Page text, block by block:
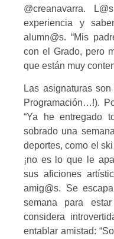
@creanavarra.
experiencia y
alumn@s. “Mis
con el Grado, pero
que están muy
Las asignaturas
Programación…!).
“Ya he entregado
sobrado una
deportes, como el
¡no es lo que le
sus aficiones
amig@s. Se
semana para
considera
entablar amistad: